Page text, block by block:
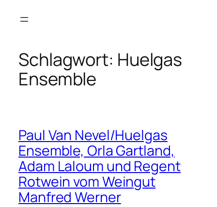
Inhalt
Schlagwort: Huelgas
Ensemble
Paul Van Nevel/Huelgas
Ensemble, Orla Gartland,
Adam Laloum und Regent
Rotwein vom Weingut
Manfred Werner